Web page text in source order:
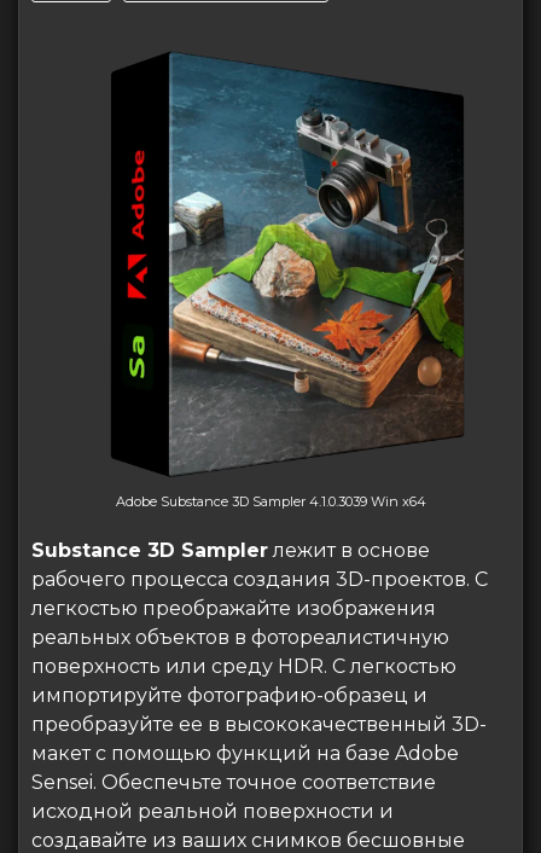
Adobe Substance 3D Sampler 4.1.0.3039 Win x64
Substance 3D Sampler лежит в основе
рабочего процесса создания 3D-проектов. С
легкостью преображайте изображения
реальных объектов в фотореалистичную
поверхность или среду HDR. С легкостью
импортируйте фотографию-образец и
преобразуйте ее в высококачественный 3D-
макет с помощью функций на базе Adobe
Sensei. Обеспечьте точное соответствие
исходной реальной поверхности и
создавайте из ваших снимков бесшовные